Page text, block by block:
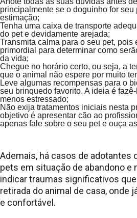
principalmente se o doguinho for
estimação;
Tenha uma caixa de transporte
do pet e devidamente arejada;
Transmita calma para o seu pet, pois
primordial para determinar como
da vida;
Chegue no horário certo, ou seja, a
que o animal não espere por muito
Leve algumas recompensas para o
seu brinquedo favorito. A ideia é
menos estressado;
Não exija tratamentos iniciais nesta
objetivo é apresentar cão ao
apenas fale sobre o seu pet e ouça
Ademais, há casos de adotantes
pets em situação de abandono e
indicar traumas significativos
retirada do animal de casa, onde
e confortável.